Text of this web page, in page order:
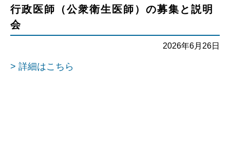
行政医師（公衆衛生医師）の募集と説明
会
2026年6月26日
> 詳細はこちら